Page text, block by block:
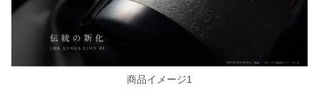
商品イメージ1